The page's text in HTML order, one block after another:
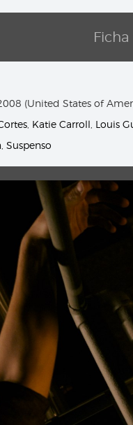
(United States of
Katie Carroll Louis
,Suspenso